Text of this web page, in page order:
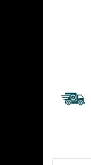
Bratari pentru
Bratari cu Perle